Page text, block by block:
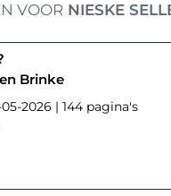
VOOR NIESKE
Brinke
2026 | 144 pagina's